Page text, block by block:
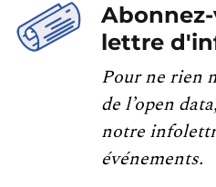
lettre
Pour ne rien
de l’open
notre
événements.